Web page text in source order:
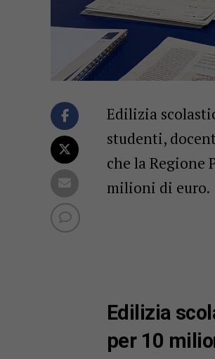
Edilizia
studenti,
che la Regione
milioni di euro.
Edilizia
per 10